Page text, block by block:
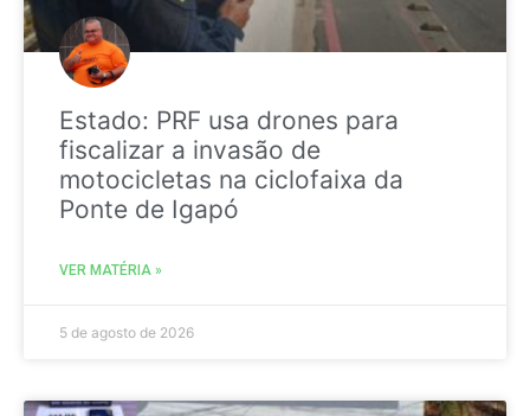
Estado: PRF usa drones para
fiscalizar a invasão de
motocicletas na ciclofaixa da
Ponte de Igapó
VER MATÉRIA »
5 de agosto de 2026